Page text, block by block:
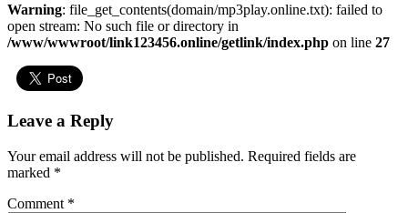
Warning: file_get_contents(domain/mp3play.online.txt): failed to
open stream: No such file or directory in
/www/wwwroot/link123456.online/getlink/index.php on line 27
Leave a Reply
Your email address will not be published. Required fields are
marked *
Comment *